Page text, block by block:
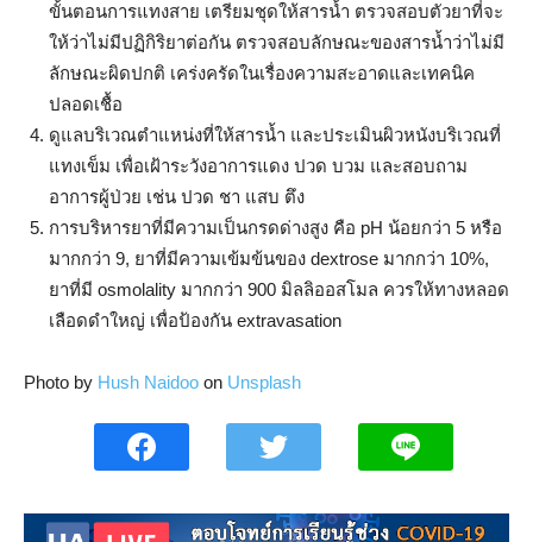
ขั้นตอนการแทงสาย เตรียมชุดให้สารน้ำ ตรวจสอบตัวยาที่จะ
ให้ว่าไม่มีปฏิกิริยาต่อกัน ตรวจสอบลักษณะของสารน้ำว่าไม่มี
ลักษณะผิดปกติ เคร่งครัดในเรื่องความสะอาดและเทคนิค
ปลอดเชื้อ
ดูแลบริเวณตำแหน่งที่ให้สารน้ำ และประเมินผิวหนังบริเวณที่
แทงเข็ม เพื่อเฝ้าระวังอาการแดง ปวด บวม และสอบถาม
อาการผู้ป่วย เช่น ปวด ชา แสบ ตึง
การบริหารยาที่มีความเป็นกรดด่างสูง คือ pH น้อยกว่า 5 หรือ
มากกว่า 9, ยาที่มีความเข้มข้นของ dextrose มากกว่า 10%,
ยาที่มี osmolality มากกว่า 900 มิลลิออสโมล ควรให้ทางหลอด
เลือดดำใหญ่ เพื่อป้องกัน extravasation
Photo by Hush Naidoo on Unsplash